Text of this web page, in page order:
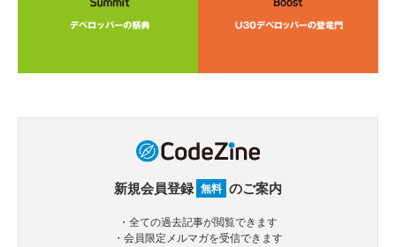
新規会員登録 無料 のご案内
・全ての過去記事が閲覧できます
・会員限定メルマガを受信できます